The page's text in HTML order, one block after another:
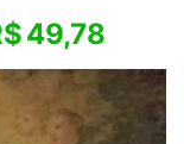
49,78